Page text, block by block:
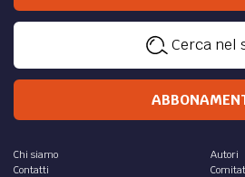
Cerca nel
Chi siamo
Contatti
Autori